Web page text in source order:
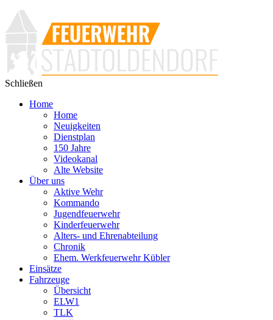
Schließen
Home
Home
Neuigkeiten
Dienstplan
150 Jahre
Videokanal
Alte Website
Über uns
Aktive Wehr
Kommando
Jugendfeuerwehr
Kinderfeuerwehr
Alters- und Ehrenabteilung
Chronik
Ehem. Werkfeuerwehr Kübler
Einsätze
Fahrzeuge
Übersicht
ELW1
TLK